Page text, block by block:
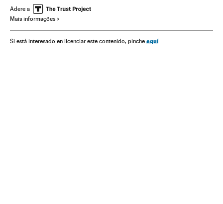
Túnez Libia Unión Europea
Protección animales
Adere a
Mais informações
Si está interesado en licenciar este contenido, pinche aquí